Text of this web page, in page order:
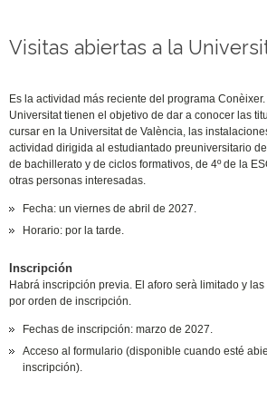
Visitas abiertas a la
Es la actividad más reciente del programa
Universitat tienen el objetivo de dar a conocer las
cursar en la Universitat de València, las
actividad dirigida al estudiantado preuniversitario
de bachillerato y de ciclos formativos, de 4º de la
otras personas interesadas.
Fecha: un viernes de abril de 2027.
Horario: por la tarde.
Inscripción
Habrá inscripción previa. El aforo serà limitado y
por orden de inscripción.
Fechas de inscripción: marzo de 2027.
Acceso al formulario (disponible cuando esté
inscripción).